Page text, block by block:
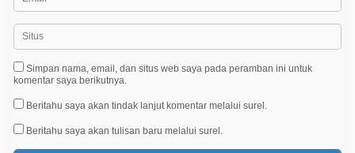
Simpan nama, email, dan situs web saya pada peramban ini untuk
komentar saya berikutnya.
Beritahu saya akan tindak lanjut komentar melalui surel.
Beritahu saya akan tulisan baru melalui surel.